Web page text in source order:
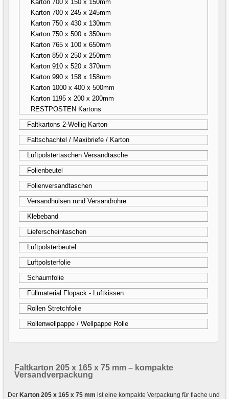
Karton 700 x 150 x 150mm
Karton 700 x 245 x 245mm
Karton 750 x 430 x 130mm
Karton 750 x 500 x 350mm
Karton 765 x 100 x 650mm
Karton 850 x 250 x 250mm
Karton 910 x 520 x 370mm
Karton 990 x 158 x 158mm
Karton 1000 x 400 x 500mm
Karton 1195 x 200 x 200mm
RESTPOSTEN Kartons
Faltkartons 2-Wellig Karton
Faltschachtel / Maxibriefe / Karton
Luftpolstertaschen Versandtasche
Folienbeutel
Folienversandtaschen
Versandhülsen rund Versandrohre
Klebeband
Lieferscheintaschen
Luftpolsterbeutel
Luftpolsterfolie
Schaumfolie
Füllmaterial Flopack - Luftkissen
Rollen Stretchfolie
Rollenwellpappe / Wellpappe Rolle
Faltkarton 205 x 165 x 75 mm – kompakte
Versandverpackung
DerKarton 205 x 165 x 75 mm ist eine kompakte Verpackung für flache und